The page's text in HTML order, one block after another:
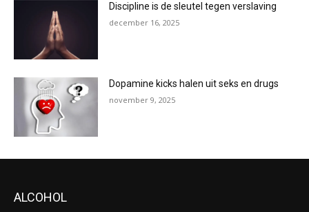
Discipline is de sleutel tegen verslaving
december 16, 2025
Dopamine kicks halen uit seks en drugs
november 9, 2025
ALCOHOL